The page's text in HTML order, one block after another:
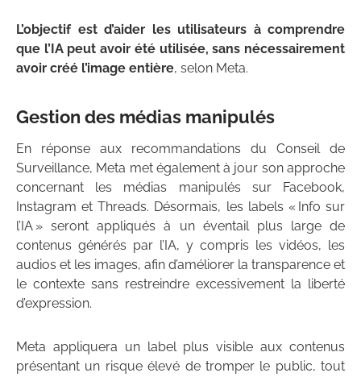
L’objectif est d’aider les utilisateurs à comprendre
que l’IA peut avoir été utilisée, sans nécessairement
avoir créé l’image entière, selon Meta.
Gestion des médias manipulés
En réponse aux recommandations du Conseil de
Surveillance, Meta met également à jour son approche
concernant les médias manipulés sur Facebook,
Instagram et Threads. Désormais, les labels « Info sur
l’IA » seront appliqués à un éventail plus large de
contenus générés par l’IA, y compris les vidéos, les
audios et les images, afin d’améliorer la transparence et
le contexte sans restreindre excessivement la liberté
d’expression.
Meta appliquera un label plus visible aux contenus
présentant un risque élevé de tromper le public, tout